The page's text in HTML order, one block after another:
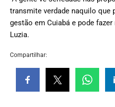
transmite verdade naquilo que
gestão em Cuiabá e pode
Luzia.
Compartilhar: